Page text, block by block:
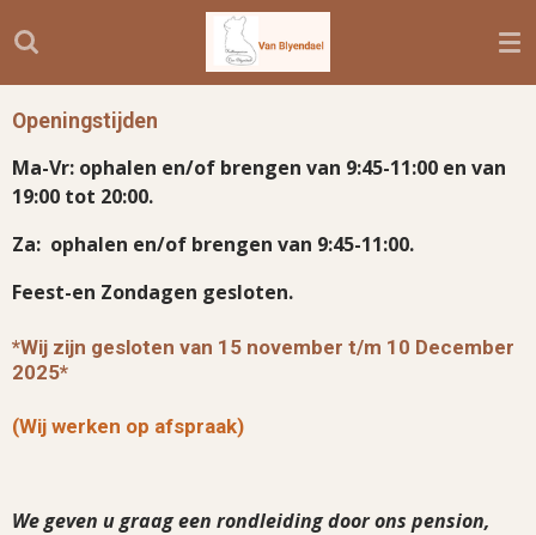
direct
naar
de
hoofdinhoud
Openingstijden
Ma-Vr: ophalen en/of brengen van 9:45-11:00 en van
19:00 tot 20:00.
Za: ophalen en/of brengen van 9:45-11:00.
Feest-en Zondagen gesloten.
*Wij zijn gesloten van 15 november t/m 10 December
2025*
(Wij werken op afspraak)
We geven u graag een rondleiding door ons pension,